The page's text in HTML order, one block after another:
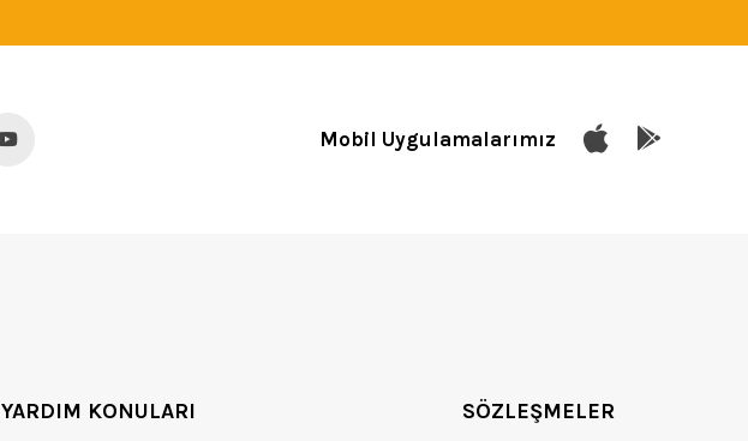
Mobil Uygulamalarımız
YARDIM KONULARI SÖZLEŞMELER